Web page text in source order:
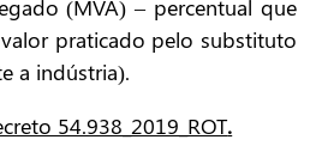
(MVA) – percentual que
praticado pelo substituto
a indústria).
54.938_2019_ROT.